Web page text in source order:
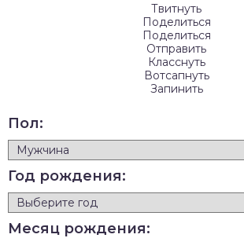
Твитнуть
Поделиться
Поделиться
Отправить
Класснуть
Вотсапнуть
Запинить
Пол:
Год рождения:
Месяц рождения: